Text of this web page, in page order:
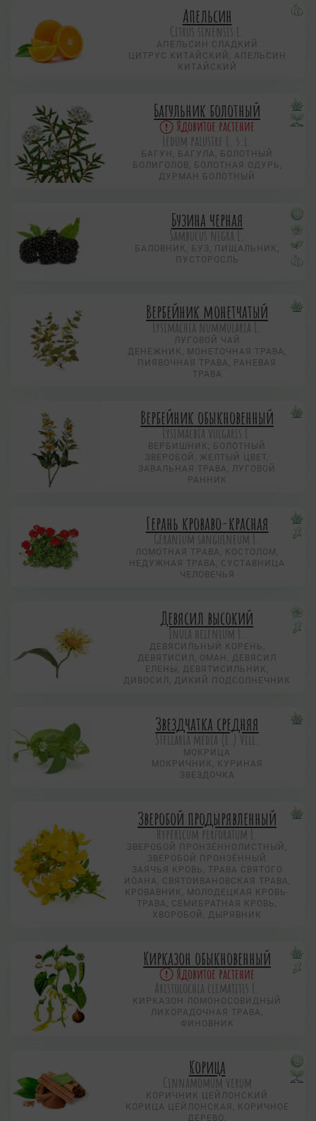
Апельсин
Citrus sinensis L.
АПЕЛЬСИН СЛАДКИЙ
ЦИТРУС КИТАЙСКИЙ, АПЕЛЬСИН
КИТАЙСКИЙ
Багульник болотный
Ядовитое растение
Ledum palustre L. s.l.
БАГУН, БАГУЛА, БОЛОТНЫЙ
БОЛИГОЛОВ, БОЛОТНАЯ ОДУРЬ,
ДУРМАН БОЛОТНЫЙ
Бузина черная
Sambucus nigra L.
БАЛОВНИК, БУЗ, ПИЩАЛЬНИК,
ПУСТОРОСЛЬ
Вербейник монетчатый
Lysimachia nummularia L.
ЛУГОВОЙ ЧАЙ
ДЕНЕЖНИК, МОНЕТОЧНАЯ ТРАВА,
ПИЯВОЧНАЯ ТРАВА, РАНЕВАЯ
ТРАВА
Вербейник обыкновенный
Lysimacbia vulgaris L.
ВЕРБИШНИК, БОЛОТНЫЙ
ЗВЕРОБОЙ, ЖЕЛТЫЙ ЦВЕТ,
ЗАВАЛЬНАЯ ТРАВА, ЛУГОВОЙ
РАННИК
Герань кроваво-красная
Geranium sanguineum L.
ЛОМОТНАЯ ТРАВА, КОСТОЛОМ,
НЕДУЖНАЯ ТРАВА, СУСТАВНИЦА
ЧЕЛОВЕЧЬЯ
Девясил высокий
Inula helenium L.
ДЕВЯСИЛЬНЫЙ КОРЕНЬ,
ДЕВЯТИСИЛ, ОМАН, ДЕВЯСИЛ
ЕЛЕНЫ, ДЕВЯТИСИЛЬНИК,
ДИВОСИЛ, ДИКИЙ ПОДСОЛНЕЧНИК
Звездчатка средняя
Stellaria media (L.) Vill.
МОКРИЦА
МОКРИЧНИК, КУРИНАЯ
ЗВЕЗДОЧКА
Зверобой продырявленный
Hypericum perforatum L.
ЗВЕРОБОЙ ПРОНЗЁННОЛИСТНЫЙ,
ЗВЕРОБОЙ ПРОНЗЁННЫЙ
ЗАЯЧЬЯ КРОВЬ, ТРАВА СВЯТОГО
ИОАНА, СВЯТОИВАНОВСКАЯ ТРАВА,
КРОВАВНИК, МОЛОДЕЦКАЯ КРОВЬ-
ТРАВА, СЕМИБРАТНАЯ КРОВЬ,
ХВОРОБОЙ, ДЫРЯВНИК
Кирказон обыкновенный
Ядовитое растение
Aristolochia clematitis L.
КИРКАЗОН ЛОМОНОСОВИДНЫЙ
ЛИХОРАДОЧНАЯ ТРАВА,
ФИНОВНИК
Корица
Cinnamomum verum
КОРИЧНИК ЦЕЙЛОНСКИЙ
КОРИЦА ЦЕЙЛОНСКАЯ, КОРИЧНОЕ
ДЕРЕВО.